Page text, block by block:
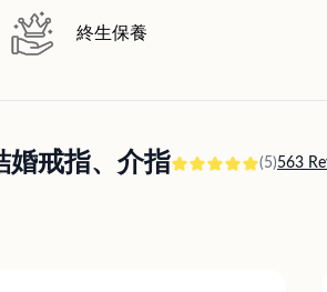
終生保養
婚戒指、介指 (5)563